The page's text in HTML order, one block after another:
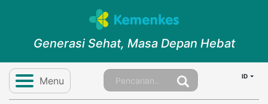
Generasi Sehat, Masa Depan Hebat
Menu ID